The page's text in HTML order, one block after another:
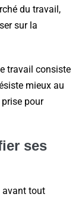
du travail,
sur la
travail consiste
mieux au
pour
ses
avant tout